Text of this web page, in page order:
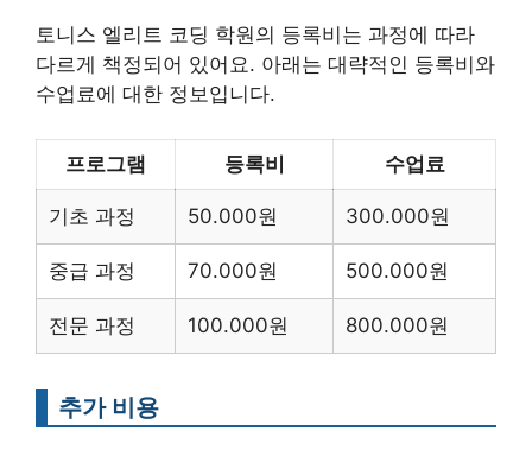
토니스 엘리트 코딩 학원의 등록비는 과정에 따라
다르게 책정되어 있어요. 아래는 대략적인 등록비와
수업료에 대한 정보입니다.
프로그램 등록비 수업료
기초 과정 50.000원 300.000원
중급 과정 70.000원 500.000원
전문 과정 100.000원 800.000원
추가 비용